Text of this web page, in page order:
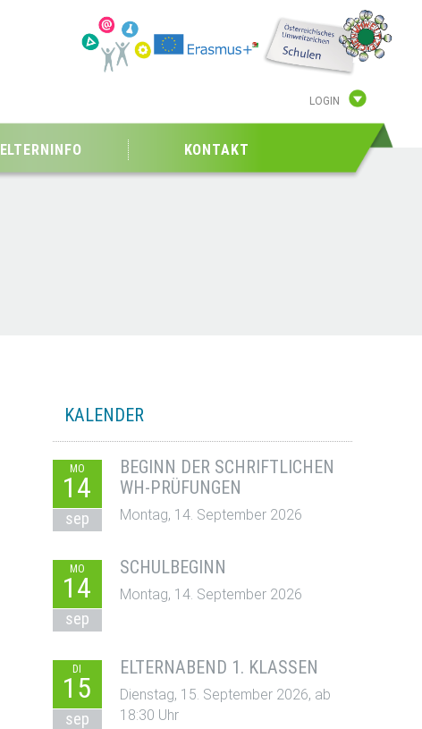
LOGIN
ELTERNINFO KONTAKT
KALENDER
MO
14
sep
BEGINN DER SCHRIFTLICHEN
WH-PRÜFUNGEN
Montag, 14. September 2026
MO
14
sep
SCHULBEGINN
Montag, 14. September 2026
DI
15
sep
ELTERNABEND 1. KLASSEN
Dienstag, 15. September 2026, ab
18:30 Uhr